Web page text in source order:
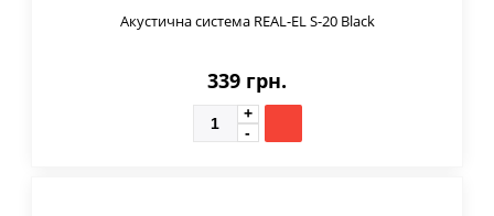
Акустична система REAL-EL S-20 Black
339 грн.